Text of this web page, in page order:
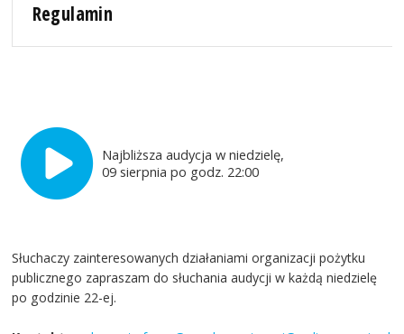
Regulamin
Najbliższa audycja w niedzielę,
09 sierpnia po godz. 22:00
Słuchaczy zainteresowanych działaniami organizacji pożytku
publicznego zapraszam do słuchania audycji w każdą niedzielę
po godzinie 22-ej.